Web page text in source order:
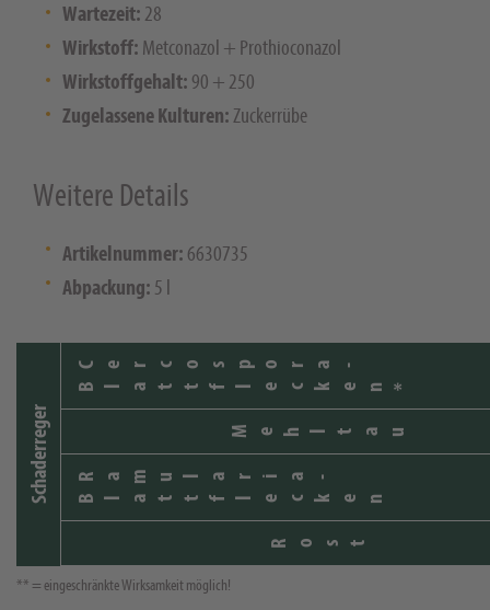
Wartezeit: 28
Wirkstoff: Metconazol + Prothioconazol
Wirkstoffgehalt: 90 + 250
Zugelassene Kulturen: Zuckerrübe
Weitere Details
Artikelnummer: 6630735
Abpackung: 5 l
Schaderreger
Rost
Ramularia-
Blattflecken
Mehltau
Cercospora-
Blattflecken*
** = eingeschränkte Wirksamkeit möglich!